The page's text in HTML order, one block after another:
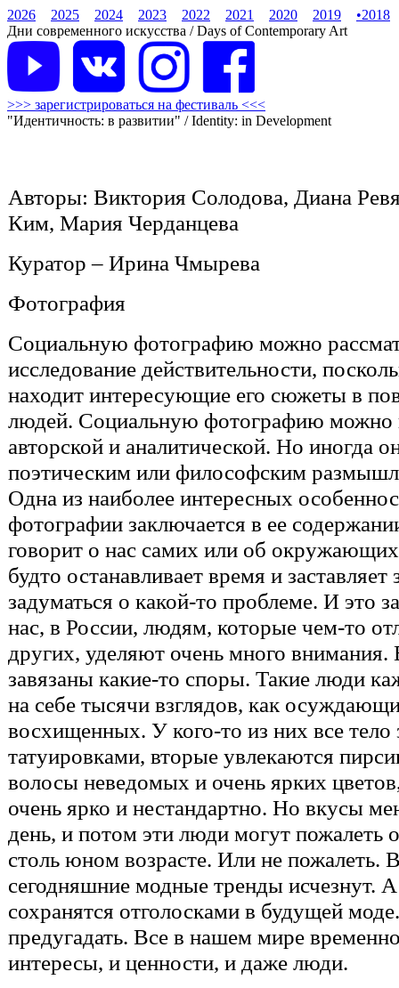
2026 2025 2024 2023 2022 2021 2020 2019 •2018
Дни современного искусства / Days of Contemporary Art
>>> зарегистрироваться на фестиваль <<<
"Идентичность: в развитии" / Identity: in Development
Авторы: Виктория Солодова, Диана
Ким, Мария Черданцева
Куратор – Ирина Чмырева
Фотография
Социальную фотографию можно
исследование действительности,
находит интересующие его сюжеты в
людей. Социальную фотографию можно
авторской и аналитической. Но иногда
поэтическим или философским
Одна из наиболее интересных
фотографии заключается в ее
говорит о нас самих или об
будто останавливает время и заставляет
задуматься о какой-то проблеме. И это
нас, в России, людям, которые чем-то
других, уделяют очень много внимания.
завязаны какие-то споры. Такие люди
на себе тысячи взглядов, как
восхищенных. У кого-то из них все тело
татуировками, вторые увлекаются
волосы неведомых и очень ярких
очень ярко и нестандартно. Но вкусы
день, и потом эти люди могут пожалеть
столь юном возрасте. Или не пожалеть.
сегодняшние модные тренды исчезнут.
сохранятся отголосками в будущей
предугадать. Все в нашем мире
интересы, и ценности, и даже люди.